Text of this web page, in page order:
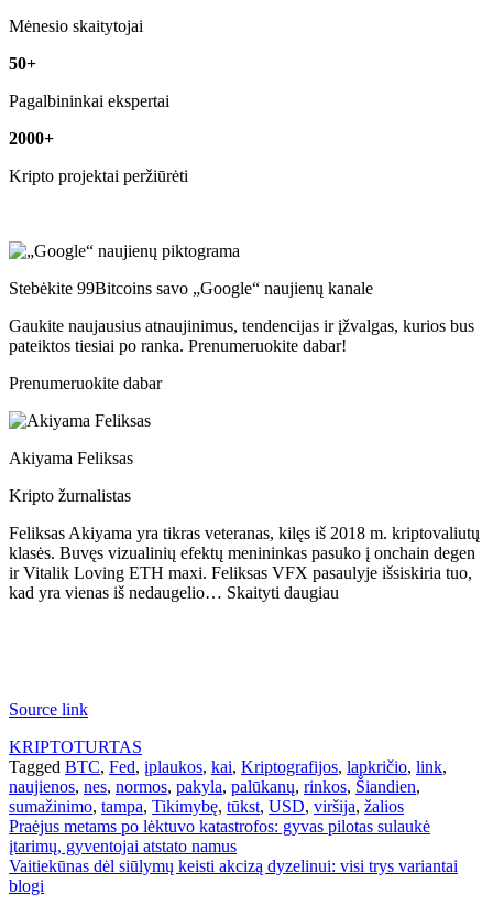
Mėnesio skaitytojai
50+
Pagalbininkai ekspertai
2000+
Kripto projektai peržiūrėti
Stebėkite 99Bitcoins savo „Google“ naujienų kanale
Gaukite naujausius atnaujinimus, tendencijas ir įžvalgas, kurios bus
pateiktos tiesiai po ranka. Prenumeruokite dabar!
Prenumeruokite dabar
Akiyama Feliksas
Kripto žurnalistas
Feliksas Akiyama yra tikras veteranas, kilęs iš 2018 m. kriptovaliutų
klasės. Buvęs vizualinių efektų menininkas pasuko į onchain degen
ir Vitalik Loving ETH maxi. Feliksas VFX pasaulyje išsiskiria tuo,
kad yra vienas iš nedaugelio… Skaityti daugiau
Source link
KRIPTOTURTAS
Tagged BTC, Fed, įplaukos, kai, Kriptografijos, lapkričio, link,
naujienos, nes, normos, pakyla, palūkanų, rinkos, Šiandien,
sumažinimo, tampa, Tikimybę, tūkst, USD, viršija, žalios
Navigacija
tarp
įrašų
Praėjus metams po lėktuvo katastrofos: gyvas pilotas sulaukė
įtarimų, gyventojai atstato namus
Vaitiekūnas dėl siūlymų keisti akcizą dyzelinui: visi trys variantai
blogi